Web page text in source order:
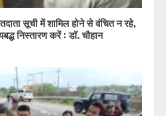
सूची में शामिल होने से वंचित न रहे,
निस्तारण करें : डॉ. चौहान